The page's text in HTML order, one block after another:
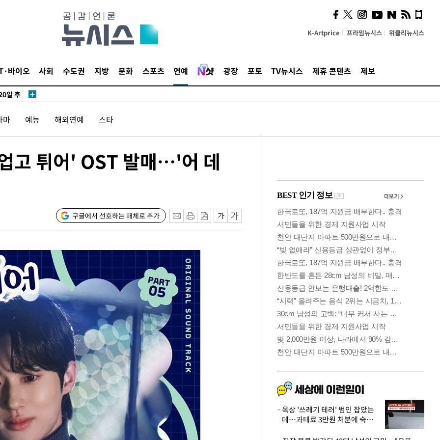
K-Artprice 프라임뉴시스 위클리뉴시스
바이오 사회 수도권 지방 문화 스포츠 연예 광장 포토 TV뉴시스 제휴 콘텐츠 제보
일 후
명은 중
서 두차
마 예능 해외연예 스타
고 튀어' OST 발매…'어 데
구글에서 선호하는 매체로 추가
즈, 소리 봇짐 지고 세상으
로 "韓 요소 깊게 우려내"
옥상 '쓰레기 테러' 범인 잡았는
데…과태료 3만원 처분에 숙박업